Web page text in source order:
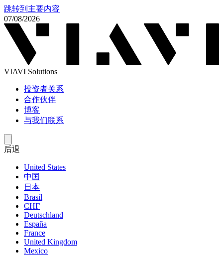
跳转到主要内容
07/08/2026
VIAVI Solutions
投资者关系
合作伙伴
博客
与我们联系
后退
United States
中国
日本
Brasil
СНГ
Deutschland
España
France
United Kingdom
Mexico